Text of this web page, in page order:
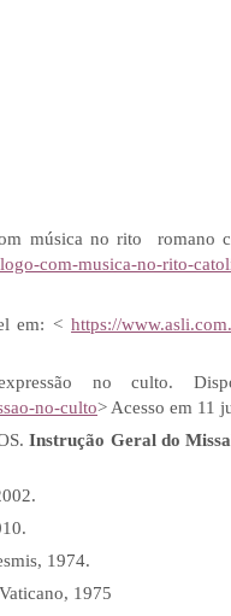
música no rito romano
com-musica-no-rito-
em: <https://
no culto.
no-culto> Acesso em 11
Instrução Geral do
1974.
1975